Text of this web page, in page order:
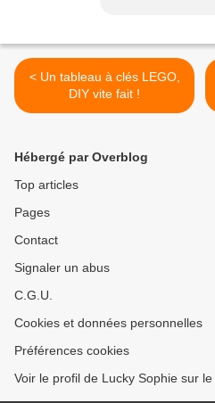
< Un tableau à clés LEGO,
DIY vite fait !
Hébergé par Overblog
Top articles
Pages
Contact
Signaler un abus
C.G.U.
Cookies et données personnelles
Préférences cookies
Voir le profil de Lucky Sophie sur